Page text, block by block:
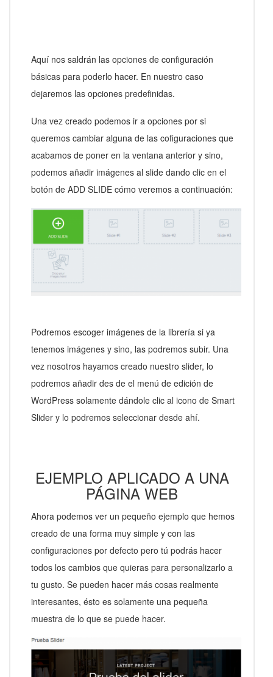
Aquí nos saldrán las opciones de configuración
básicas para poderlo hacer. En nuestro caso
dejaremos las opciones predefinidas.
Una vez creado podemos ir a opciones por si
queremos cambiar alguna de las cofiguraciones que
acabamos de poner en la ventana anterior y sino,
podemos añadir imágenes al slide dando clic en el
botón de ADD SLIDE cómo veremos a continuación:
Podremos escoger imágenes de la librería si ya
tenemos imágenes y sino, las podremos subir. Una
vez nosotros hayamos creado nuestro slider, lo
podremos añadir des de el menú de edición de
WordPress solamente dándole clic al icono de Smart
Slider y lo podremos seleccionar desde ahí.
EJEMPLO APLICADO A UNA
PÁGINA WEB
Ahora podemos ver un pequeño ejemplo que hemos
creado de una forma muy simple y con las
configuraciones por defecto pero tú podrás hacer
todos los cambios que quieras para personalizarlo a
tu gusto. Se pueden hacer más cosas realmente
interesantes, ésto es solamente una pequeña
muestra de lo que se puede hacer.